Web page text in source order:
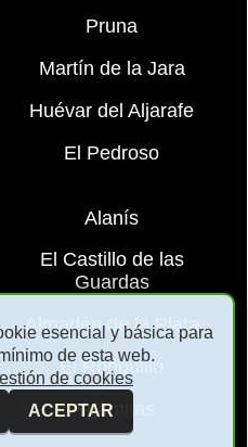
Pruna
Martín de la Jara
Huévar del Aljarafe
El Pedroso
Alanís
El Castillo de las
Guardas
Almadén de la Plata
El Ronquillo
Algámitas
esencial y básica para
de esta web.
de cookies
ACEPTAR